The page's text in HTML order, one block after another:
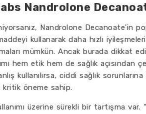
Nandrolone
Nandrolone Decanoate'in
kullanarak daha hızlı
mümkün. Ancak burada dikkat
hem etik hem de sağlık açısından
kullanılırsa, ciddi sağlık
kritik öneme sahip.
üzerine sürekli bir tartışma var.